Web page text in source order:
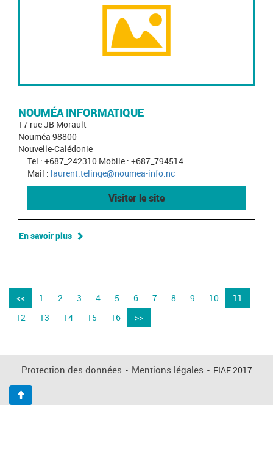
NOUMÉA INFORMATIQUE
17 rue JB Morault
Nouméa 98800
Nouvelle-Calédonie
Tel : +687_242310 Mobile : +687_794514
Mail : laurent.telinge@noumea-info.nc
Visiter le site
En savoir plus
<< 1 2 3 4 5 6 7 8 9 10
11
12
13 14 15 16 >>
Protection des données - Mentions légales - FIAF 2017